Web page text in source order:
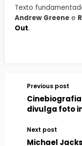
Texto
Andrew Greene e
Out.
Previous post
divulga foto
Next post
Michael